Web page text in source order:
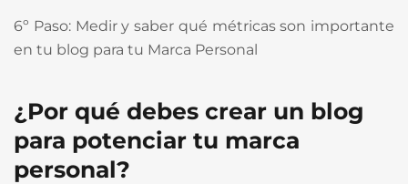
6º Paso: Medir y saber qué métricas son importante
en tu blog para tu Marca Personal
¿Por qué debes crear un blog
para potenciar tu marca
personal?